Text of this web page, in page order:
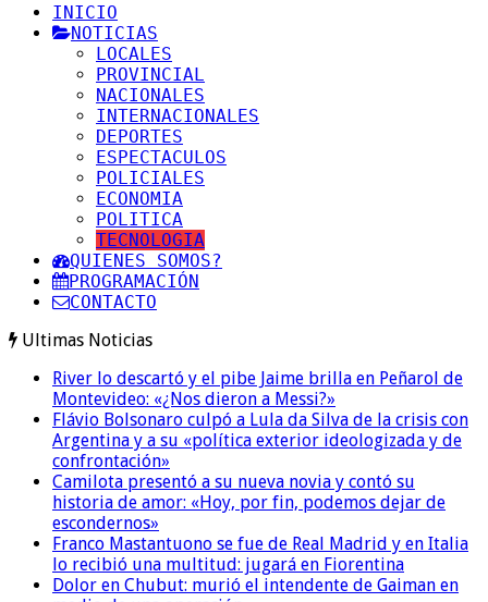
INICIO
NOTICIAS
LOCALES
PROVINCIAL
NACIONALES
INTERNACIONALES
DEPORTES
ESPECTACULOS
POLICIALES
ECONOMIA
POLITICA
TECNOLOGIA
QUIENES SOMOS?
PROGRAMACIÓN
CONTACTO
Ultimas Noticias
River lo descartó y el pibe Jaime brilla en Peñarol de
Montevideo: «¿Nos dieron a Messi?»
Flávio Bolsonaro culpó a Lula da Silva de la crisis con
Argentina y a su «política exterior ideologizada y de
confrontación»
Camilota presentó a su nueva novia y contó su
historia de amor: «Hoy, por fin, podemos dejar de
escondernos»
Franco Mastantuono se fue de Real Madrid y en Italia
lo recibió una multitud: jugará en Fiorentina
Dolor en Chubut: murió el intendente de Gaiman en